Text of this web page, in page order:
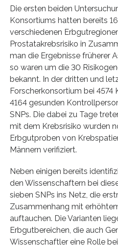
Die ersten beiden
Konsortiums hatten bereits 16
verschiedenen
Prostatakrebsrisiko in
man die Ergebnisse früherer
so waren um die 30
bekannt. In der dritten und
Forscherkonsortium bei 4574
4164 gesunden
SNPs. Die dabei zu Tage
mit dem Krebsrisiko wurden
Erbgutproben von
Männern verifiziert.
Neben einigen bereits
den Wissenschaftern bei
sieben SNPs ins Netz, die
Zusammenhang mit
auftauchen. Die Varianten
Erbgutbereichen, die auch
Wissenschaftler eine Rolle